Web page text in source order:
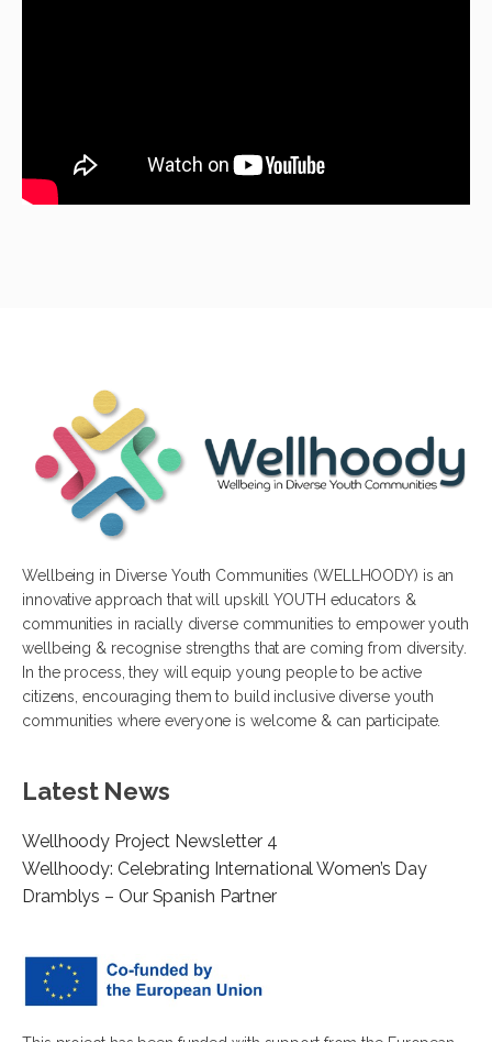
Wellbeing in Diverse Youth Communities (WELLHOODY) is an
innovative approach that will upskill YOUTH educators &
communities in racially diverse communities to empower youth
wellbeing & recognise strengths that are coming from diversity.
In the process, they will equip young people to be active
citizens, encouraging them to build inclusive diverse youth
communities where everyone is welcome & can participate.
Latest News
Wellhoody Project Newsletter 4
Wellhoody: Celebrating International Women’s Day
Dramblys – Our Spanish Partner